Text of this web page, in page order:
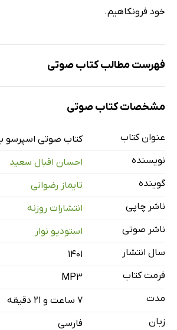
خود فرونکاهیم.
فهرست مطالب کتاب صوتی
نمونه
شناسنامه کتاب
بخش اول
بخش دوم
بخش سوم
بخش چهارم
مشخصات کتاب صوتی
عنوان کتاب
کتاب صوتی اسپرسو
نویسنده
احسان اقبال سعید
گوینده
تایماز رضوانی
ناشر چاپی
انتشارات روزنه
ناشر صوتی
استودیو نوار
سال انتشار
۱۴۰۱
فرمت کتاب
MP3
مدت
۷ ساعت و ۲۱ دقیقه
زبان
فارسی